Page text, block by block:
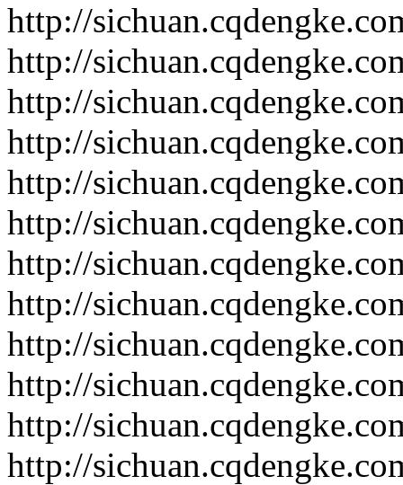
http://
http://
http://
http://
http://
http://
http://
http://
http://
http://
http://
http://